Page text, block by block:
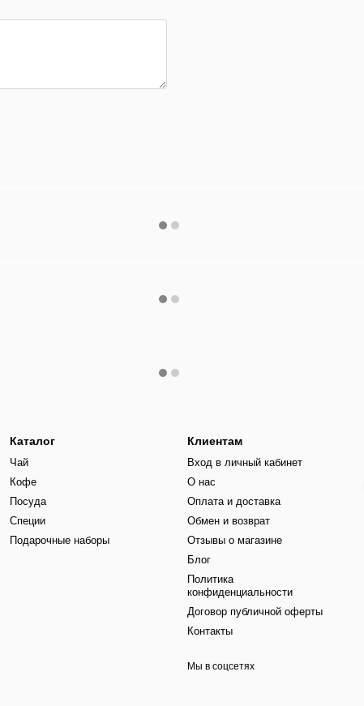
Каталог
Чай
Кофе
Посуда
Специи
Подарочные наборы
Клиентам
Вход в личный кабинет
О нас
Оплата и доставка
Обмен и возврат
Отзывы о магазине
Блог
Политика
конфиденциальности
Договор публичной оферты
Контакты
Мы в соцсетях